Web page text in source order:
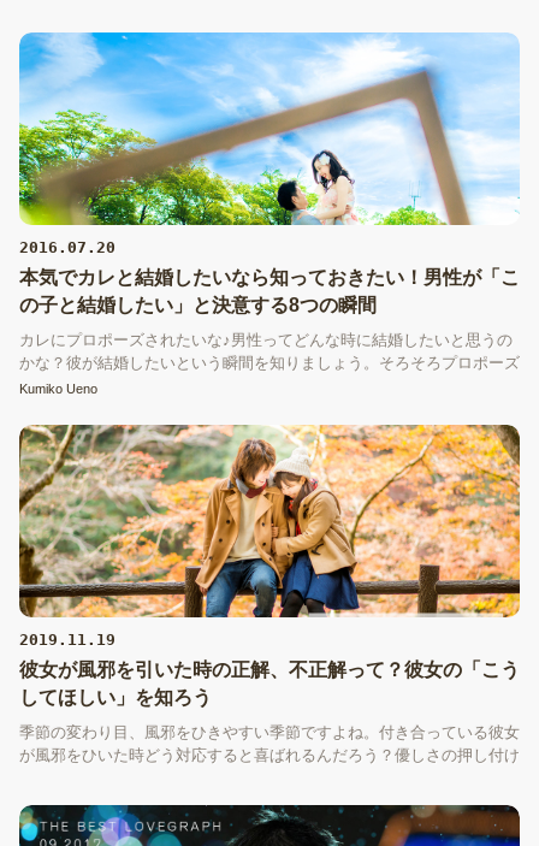
2016.07.20
本気でカレと結婚したいなら知っておきたい！男性が「こ
の子と結婚したい」と決意する8つの瞬間
カレにプロポーズされたいな♪男性ってどんな時に結婚したいと思うの
かな？彼が結婚したいという瞬間を知りましょう。そろそろプロポーズ
されたいと思った方は必見です！
Kumiko Ueno
2019.11.19
彼女が風邪を引いた時の正解、不正解って？彼女の「こう
してほしい」を知ろう
季節の変わり目、風邪をひきやすい季節ですよね。付き合っている彼女
が風邪をひいた時どう対応すると喜ばれるんだろう？優しさの押し付け